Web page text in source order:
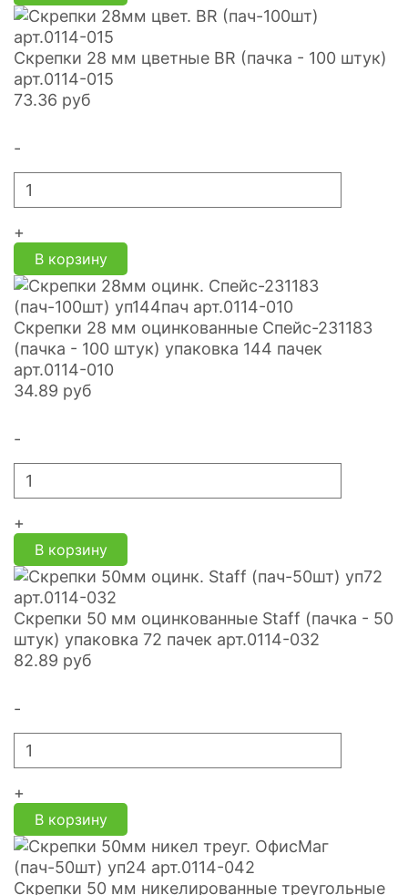
Скрепки 28 мм цветные BR (пачка - 100 штук)
арт.0114-015
73.36 руб
-
+
В корзину
Скрепки 28 мм оцинкованные Спейс-231183
(пачка - 100 штук) упаковка 144 пачек
арт.0114-010
34.89 руб
-
+
В корзину
Скрепки 50 мм оцинкованные Staff (пачка - 50
штук) упаковка 72 пачек арт.0114-032
82.89 руб
-
+
В корзину
Скрепки 50 мм никелированные треугольные